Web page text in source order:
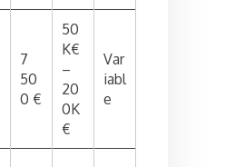
7
50
0 €
50
K€
–
20
0K
€
Var
iabl
e